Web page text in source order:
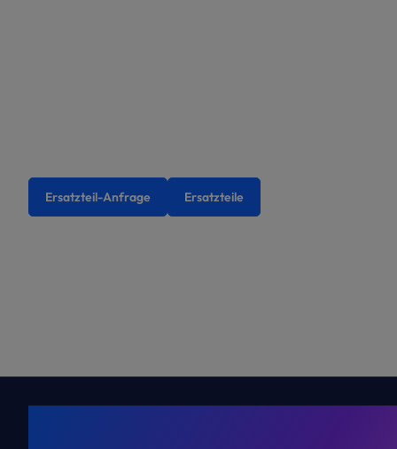
Ersatzteil-Anfrage Ersatzteile